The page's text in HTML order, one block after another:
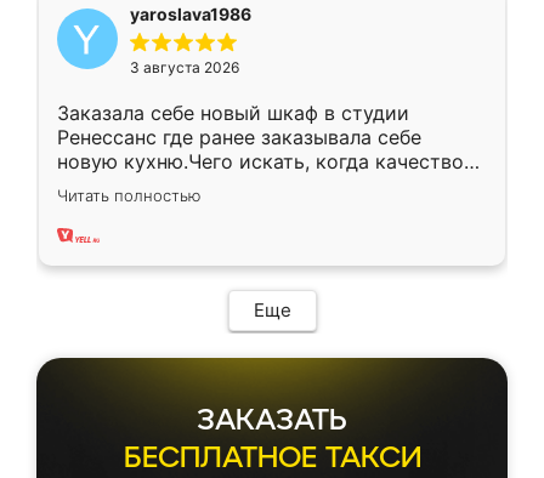
yaroslava1986
3 августа 2026
Заказала себе новый шкаф в студии
Ренессанс где ранее заказывала себе
новую кухню.Чего искать, когда качеством
вполне довольна. Служит кухня уже почти
два года, нареканий нет.
Читать полностью
Еще
ЗАКАЗАТЬ
БЕСПЛАТНОЕ ТАКСИ